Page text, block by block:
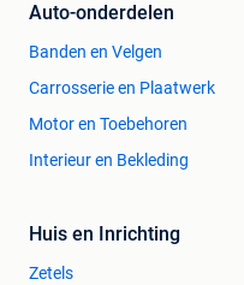
Auto-onderdelen
Banden en Velgen
Carrosserie en Plaatwerk
Motor en Toebehoren
Interieur en Bekleding
Huis en Inrichting
Zetels